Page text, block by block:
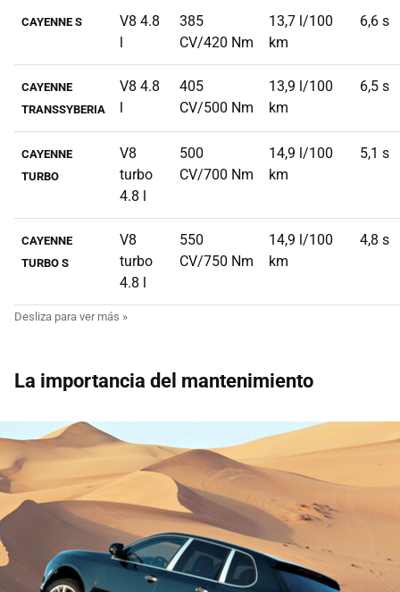
CAYENNE S
V8 4.8
385
CV/420 Nm
13,7 l/100
km
6,6 s
CAYENNE
TRANSSYBERIA
V8 4.8
405
CV/500 Nm
13,9 l/100
km
6,5 s
CAYENNE
TURBO
V8
turbo
4.8 l
500
CV/700 Nm
14,9 l/100
km
5,1 s
CAYENNE
TURBO S
V8
turbo
4.8 l
550
CV/750 Nm
14,9 l/100
km
4,8 s
La importancia del mantenimiento